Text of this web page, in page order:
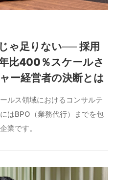
ゃ足りない── 採用
比400％スケールさ
ー経営者の決断とは
ルス領域におけるコンサルテ
はBPO（業務代行）までを包
業です。